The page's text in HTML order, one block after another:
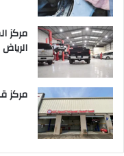
مركز
الرياض
مركز